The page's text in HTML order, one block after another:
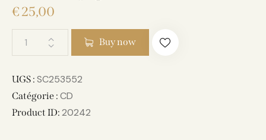
€25,00
Buy now
UGS : SC253552
Catégorie : CD
Product ID: 20242